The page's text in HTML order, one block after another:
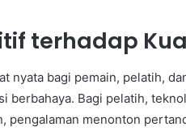
terhadap
nyata bagi pemain, pelatih,
berbahaya. Bagi pelatih,
pengalaman menonton